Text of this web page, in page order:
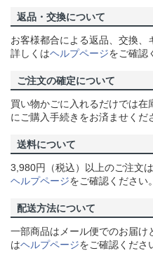
返品・交換について
お客様都合による返品、交換、
詳しくはヘルプページをご確認
ご注文の確定について
買い物かごに入れるだけでは
にご購入手続きをお済ませくだ
送料について
3,980円（税込）以上のご注文
ヘルプページをご確認ください。
配送方法について
一部商品はメール便でのお届け
はヘルプページをご確認くださ